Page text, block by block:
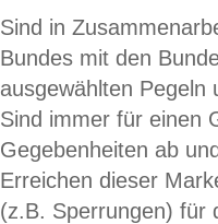
Sind in
Bundes mit den
ausgewählten
Sind immer für einen
Gegebenheiten ab
Erreichen dieser
(z.B. Sperrungen) für